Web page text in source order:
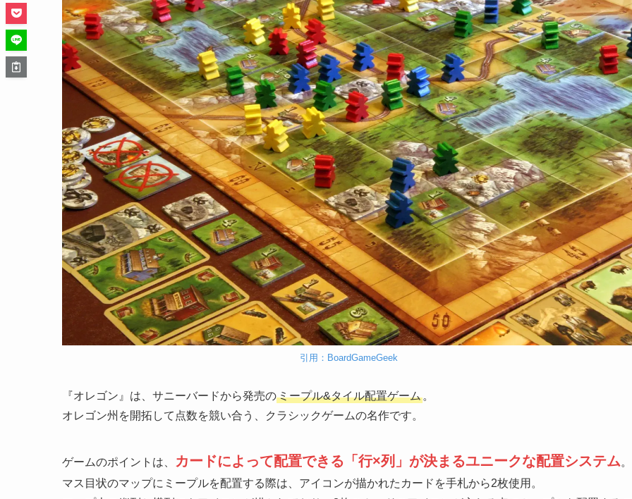
引用：BoardGameGeek
『オレゴン』は、サニーバードから発売のミープル&タイル配置ゲーム 。
オレゴン州を開拓して点数を競い合う、クラシックゲームの名作です。
ゲームのポイントは、 カードによって配置できる「行×列」が決まるユニークな配置システム。
マス目状のマップにミープルを配置する際は、アイコンが描かれたカードを手札から2枚使用。